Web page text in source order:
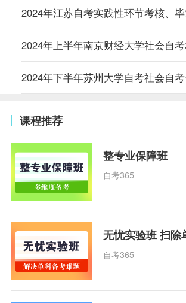
2024年江苏自考实践性环节考核、
课程推荐
整专业保障班
自考365
无忧实验班 扫除
自考365